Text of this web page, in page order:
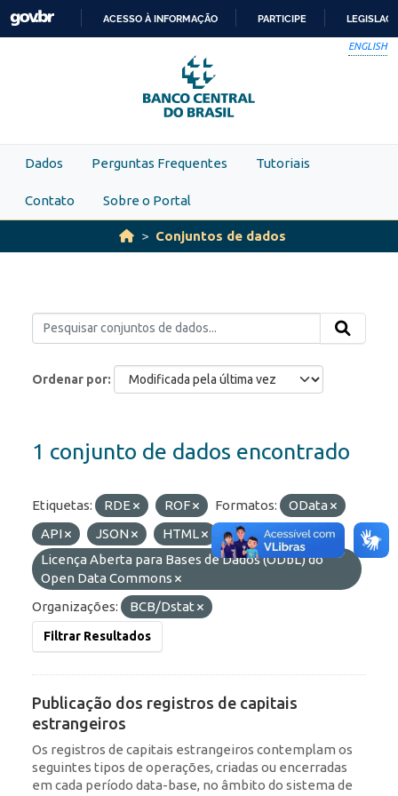
Skip to main content
PARA
O
CONTEÚDO
ACESSO À INFORMAÇÃO PARTICIPE
ENGLISH
Dados Perguntas Frequentes Tutoriais
Contato Sobre o Portal
Conjuntos de dados
Ordenar por
1 conjunto de dados encontrado
Etiquetas: RDE ROF Formatos:
OData
API
JSON HTML
Licenças:
Licença Aberta para Bases de Dados (ODbL) do
Open Data Commons
Organizações:
BCB/Dstat
Filtrar Resultados
Publicação dos registros de capitais
estrangeiros
Os registros de capitais estrangeiros contemplam os
seguintes tipos de operações, criadas ou encerradas
em cada período data-base, no âmbito do sistema de